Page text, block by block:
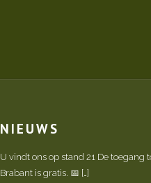
NIEUWS
U vindt ons op stand 21 De toegang
Brabant is gratis. 📅 […]